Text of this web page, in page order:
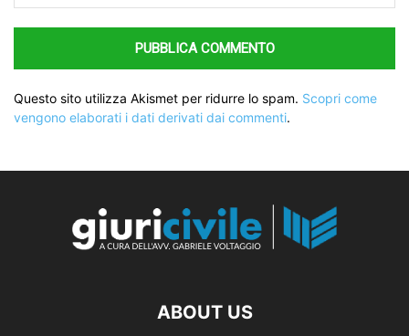
Questo sito utilizza Akismet per ridurre lo spam. Scopri come
vengono elaborati i dati derivati dai commenti.
ABOUT US